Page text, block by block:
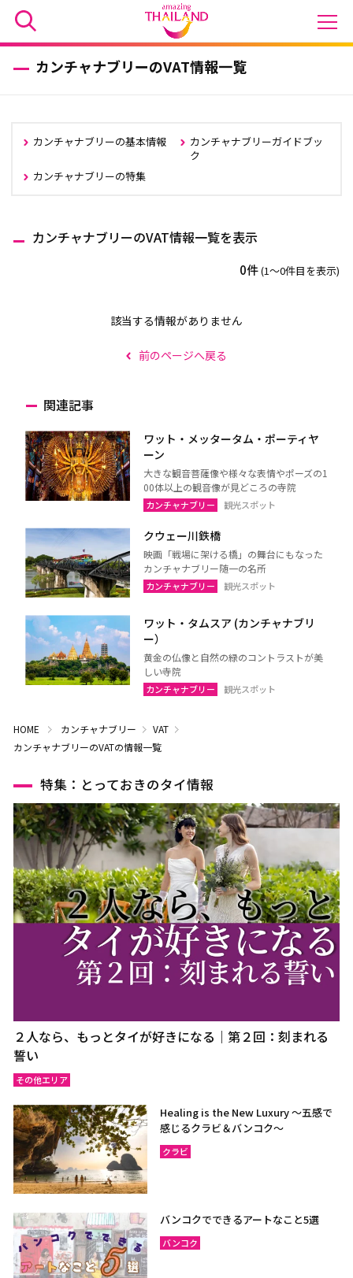
カンチャナブリーのVAT情報一覧
カンチャナブリーの基本情報
カンチャナブリーガイドブッ
ク
カンチャナブリーの特集
カンチャナブリーのVAT情報一覧を表示
0件(1〜0件目を表示)
該当する情報がありません
前のページへ戻る
関連記事
ワット・メッタータム・ポーティヤ
ーン
大きな観音菩薩像や様々な表情やポーズの1
00体以上の観音像が見どころの寺院
カンチャナブリー 観光スポット
クウェー川鉄橋
映画「戦場に架ける橋」の舞台にもなった
カンチャナブリー随一の名所
カンチャナブリー 観光スポット
ワット・タムスア (カンチャナブリ
ー）
黄金の仏像と自然の緑のコントラストが美
しい寺院
カンチャナブリー 観光スポット
HOME カンチャナブリー
VAT
カンチャナブリーのVATの情報一覧
特集：とっておきのタイ情報
２人なら、もっとタイが好きになる｜第２回：刻まれる
誓い
その他エリア
Healing is the New Luxury ～五感で
感じるクラビ＆バンコク～
クラビ
バンコクでできるアートなこと5選
バンコク